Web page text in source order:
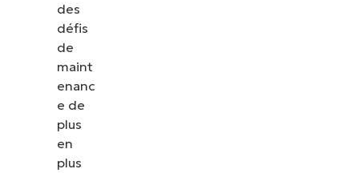
des
défis
de
maint
enanc
e de
plus
en
plus